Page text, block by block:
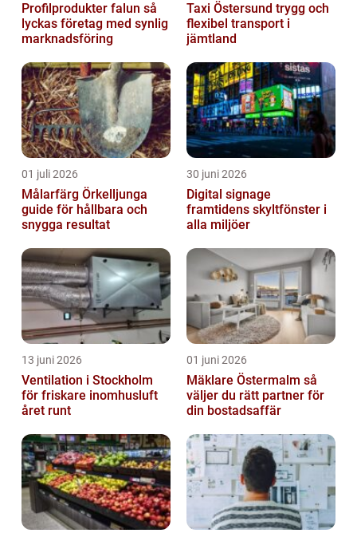
Profilprodukter falun så
lyckas företag med synlig
marknadsföring
Taxi Östersund trygg och
flexibel transport i
jämtland
01 juli 2026
Målarfärg Örkelljunga
guide för hållbara och
snygga resultat
30 juni 2026
Digital signage
framtidens skyltfönster i
alla miljöer
13 juni 2026
Ventilation i Stockholm
för friskare inomhusluft
året runt
01 juni 2026
Mäklare Östermalm så
väljer du rätt partner för
din bostadsaffär